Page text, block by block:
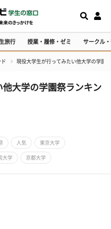
旅行 授業・履修・ゼミ サークル
現役大学生が行ってみたい他大学の学園
大学の学園祭ランキン
人気 東京大学
大学 京都大学